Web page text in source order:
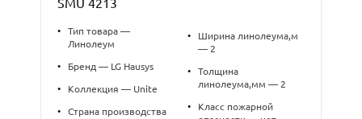
SMU 4213
•
Тип товара —
Линолеум
• Бренд — LG Hausys
• Коллекция — Unite
•
Страна производства
•
Ширина линолеума,м
— 2
•
Толщина
линолеума,мм — 2
•
Класс пожарной